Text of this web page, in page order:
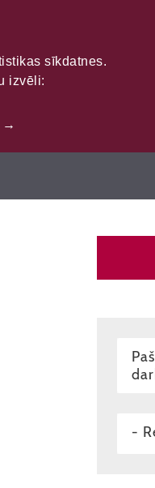
-
sīkdatnes.
izvēli:
→